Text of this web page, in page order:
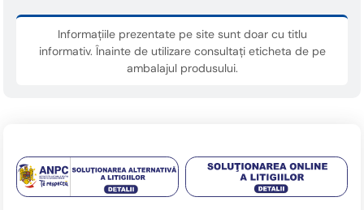
Informațiile prezentate pe site sunt doar cu titlu
informativ. Înainte de utilizare consultați eticheta de pe
ambalajul produsului.